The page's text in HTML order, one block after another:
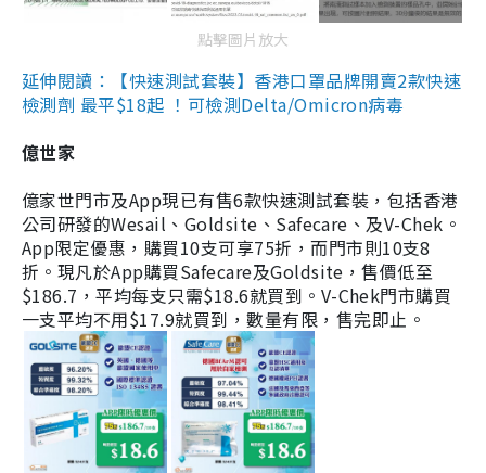
點擊圖片放大
延伸閱讀：【快速測試套裝】香港口罩品牌開賣2款快速
檢測劑 最平$18起 ！可檢測Delta/Omicron病毒
億世家
億家世門市及App現已有售6款快速測試套裝，包括香港
公司研發的Wesail、Goldsite、Safecare、及V-Chek。
App限定優惠，購買10支可享75折，而門市則10支8
折。現凡於App購買Safecare及Goldsite，售價低至
$186.7，平均每支只需$18.6就買到。V-Chek門市購買
一支平均不用$17.9就買到，數量有限，售完即止。